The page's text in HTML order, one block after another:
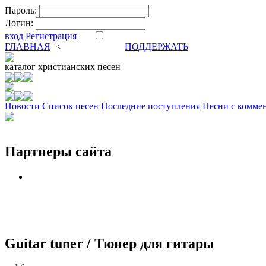
Пароль:
Логин:
вход Регистрация
ГЛАВНАЯ <
ПОДДЕРЖАТЬ
каталог христианских песен
Новости Cписок песен Последние поступления Песни с
Партнеры сайта
Guitar tuner / Тюнер для гитары